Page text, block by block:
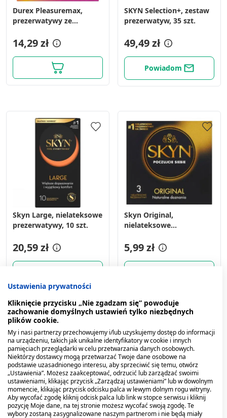
Durex Pleasuremax,
prezerwatywy ze
3 szt.
14,29 zł
SKYN Selection+, zestaw
prezerwatyw, 35 szt.
49,49 zł
Powiadom
Skyn Large, nielateksowe
prezerwatywy, 10 szt.
20,59 zł
Skyn Original,
nielateksowe
5,99 zł
Ustawienia prywatności
Kliknięcie przycisku „Nie zgadzam się” powoduje
zachowanie domyślnych ustawień tylko niezbędnych
plików cookie.
My i nasi partnerzy przechowujemy i/lub uzyskujemy dostęp do informacji
na urządzeniu, takich jak unikalne identyfikatory w cookie i innych
pamięciach przeglądarki w celu przetwarzania danych osobowych.
Niektórzy dostawcy mogą przetwarzać Twoje dane osobowe na
podstawie uzasadnionego interesu, aby sprzeciwić się temu, otwórz
„Ustawienia”. Możesz zaakceptować, odrzucić lub zarządzać swoimi
ustawieniami, klikając przycisk „Zarządzaj ustawieniami” lub w dowolnym
momencie, klikając przycisk odcisku palca w lewym dolnym rogu witryny.
Aby wycofać zgodę kliknij odcisk palca lub link w stopce serwisu i kliknij
pozycję Moje dane, na tej stronie możesz wycofać swoją zgodę. Te
wybory zostaną zasygnalizowane naszym partnerom i nie będą miały